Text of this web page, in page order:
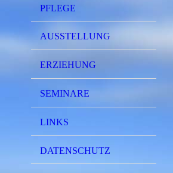
PFLEGE
AUSSTELLUNG
ERZIEHUNG
SEMINARE
LINKS
DATENSCHUTZ